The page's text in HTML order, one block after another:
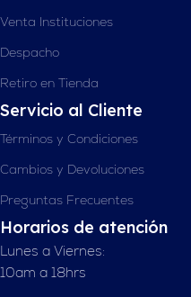
Venta Instituciones
Despacho
Retiro en Tienda
Servicio al Cliente
Términos y Condiciones
Cambios y Devoluciones
Preguntas Frecuentes
Horarios de atención
Lunes a Viernes:
10am a 18hrs